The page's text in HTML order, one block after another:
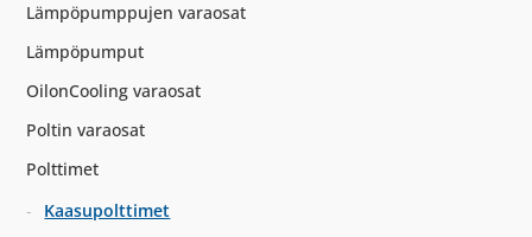
Lämpöpumppujen varaosat
Lämpöpumput
OilonCooling varaosat
Poltin varaosat
Polttimet
Kaasupolttimet